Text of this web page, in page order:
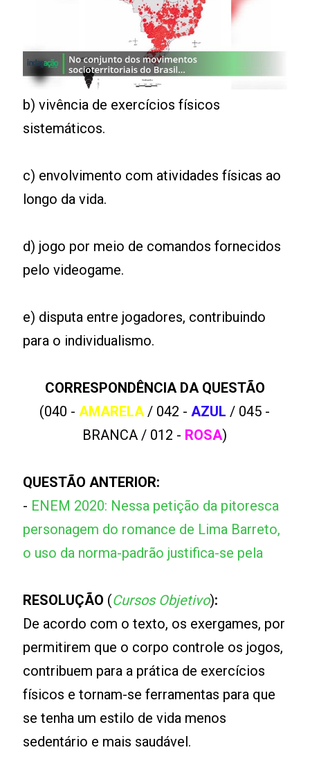
b) vivência de exercícios físicos
sistemáticos.
c) envolvimento com atividades físicas ao
longo da vida.
d) jogo por meio de comandos fornecidos
pelo videogame.
e) disputa entre jogadores, contribuindo
para o individualismo.
CORRESPONDÊNCIA DA QUESTÃO
(040 -AMARELA/ 042 -AZUL / 045 -
BRANCA / 012 - ROSA)
QUESTÃO ANTERIOR:
- ENEM 2020: Nessa petição da pitoresca
personagem do romance de Lima Barreto,
o uso da norma-padrão justifica-se pela
RESOLUÇÃO (Cursos Objetivo):
De acordo com o texto, os exergames, por
permitirem que o corpo controle os jogos,
contribuem para a prática de exercícios
físicos e tornam-se ferramentas para que
se tenha um estilo de vida menos
sedentário e mais saudável.